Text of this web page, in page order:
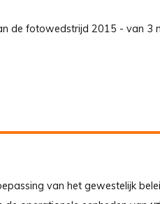
de fotowedstrijd 2015 - van 3
van het gewestelijk